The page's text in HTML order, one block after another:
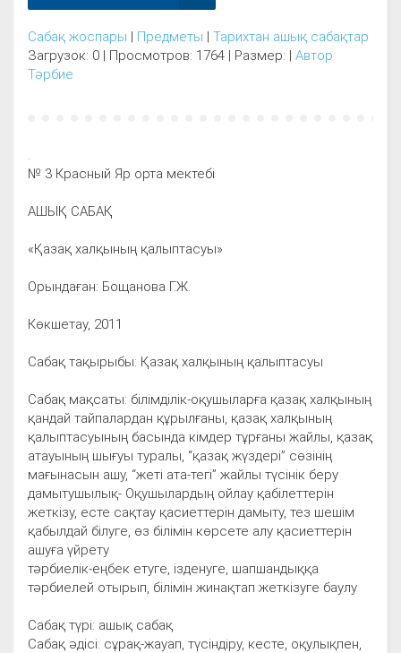
Сабақ жоспары | Предметы | Тарихтан ашық сабақтар
Загрузок: 0 | Просмотров: 1764 | Размер: | Автор:
Тәрбие
№ 3 Красный Яр орта мектебі
АШЫҚ САБАҚ
«Қазақ халқының қалыптасуы»
Орындаған: Бощанова Г.Ж.
Көкшетау, 2011
Сабақ тақырыбы: Қазақ халқының қалыптасуы
Сабақ мақсаты: білімділік-оқушыларға қазақ халқының
қандай тайпалардан құрылғаны, қазақ халқының
қалыптасуының басында кімдер тұрғаны жайлы, қазақ
атауының шығуы туралы, “қазақ жүздері” сөзінің
мағынасын ашу, “жеті ата-тегі” жайлы түсінік беру
дамытушылық- Оқушылардың ойлау қабілеттерін
жеткізу, есте сақтау қасиеттерін дамыту, тез шешім
қабылдай білуге, өз білімін көрсете алу қасиеттерін
ашуға үйрету
тәрбиелік-еңбек етуге, ізденуге, шапшандыққа
тәрбиелей отырып, білімін жинақтап жеткізуге баулу
Сабақ түрі: ашық сабақ
Сабақ әдісі: сұрақ-жауап, түсіндіру, кесте, оқулықпен,